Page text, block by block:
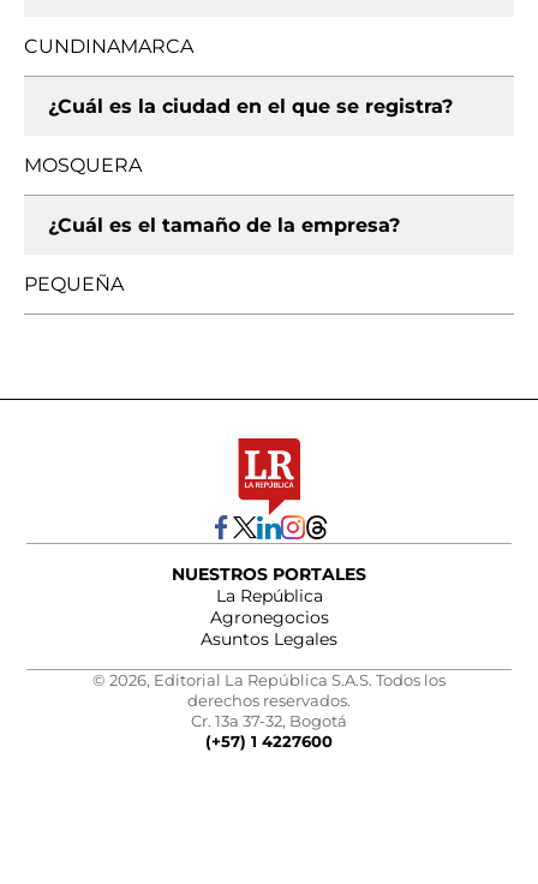
CUNDINAMARCA
¿Cuál es la ciudad en el que se registra?
MOSQUERA
¿Cuál es el tamaño de la empresa?
PEQUEÑA
NUESTROS PORTALES
La República
Agronegocios
Asuntos Legales
© 2026, Editorial La República S.A.S. Todos los
derechos reservados.
Cr. 13a 37-32, Bogotá
(+57) 1 4227600